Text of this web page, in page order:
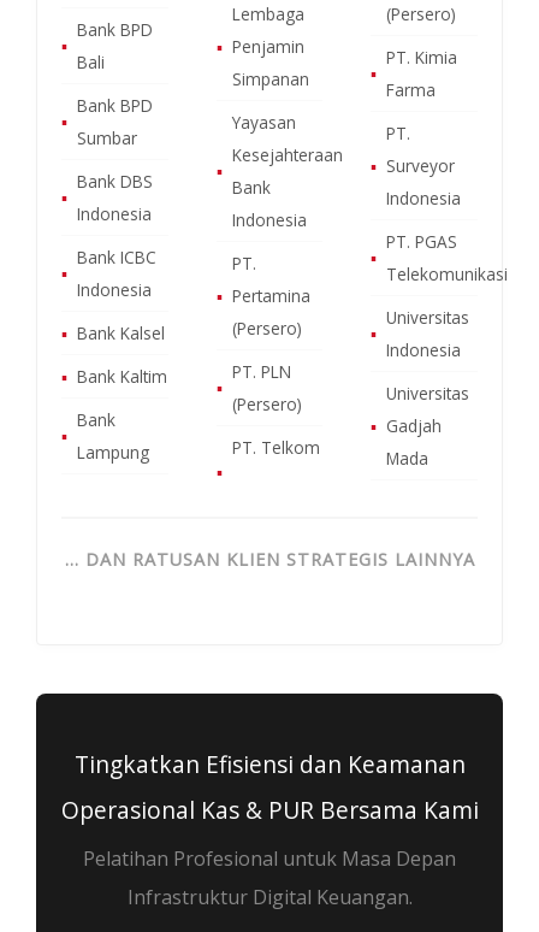
▪
Bank BPD
Bali
▪
Bank BPD
Sumbar
▪
Bank DBS
Indonesia
▪
Bank ICBC
Indonesia
▪ Bank Kalsel
▪ Bank Kaltim
▪
Bank
Lampung
▪
Lembaga
Penjamin
Simpanan
▪
Yayasan
Kesejahteraan
Bank
Indonesia
▪
PT.
Pertamina
(Persero)
▪
PT. PLN
(Persero)
▪
PT. Telkom
(Persero)
▪
PT. Kimia
Farma
▪
PT.
Surveyor
Indonesia
▪
PT. PGAS
Telekomunikasi
▪
Universitas
Indonesia
▪
Universitas
Gadjah
Mada
… DAN RATUSAN KLIEN STRATEGIS LAINNYA
Tingkatkan Efisiensi dan Keamanan
Operasional Kas & PUR Bersama Kami
Pelatihan Profesional untuk Masa Depan
Infrastruktur Digital Keuangan.